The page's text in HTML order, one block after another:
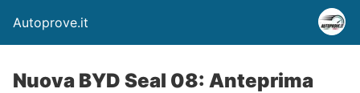
Autoprove.it
Nuova BYD Seal 08: Anteprima